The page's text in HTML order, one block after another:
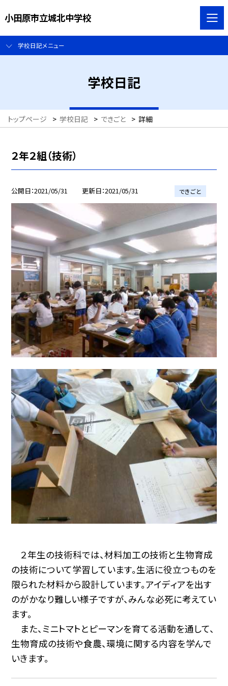
小田原市立城北中学校
学校日記メニュー
学校日記
トップページ > 学校日記 > できごと > 詳細
２年２組（技術）
公開日 2021/05/31 更新日 2021/05/31 できごと
２年生の技術科では、材料加工の技術と生物育成
の技術について学習しています。生活に役立つものを
限られた材料から設計しています。アイディアを出す
のがかなり難しい様子ですが、みんな必死に考えてい
ます。
また、ミニトマトとピーマンを育てる活動を通して、
生物育成の技術や食農、環境に関する内容を学んで
いきます。